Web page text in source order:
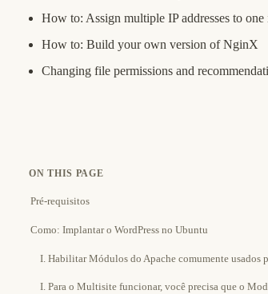
How to: Assign multiple IP addresses to
How to: Build your own version of NginX
Changing file permissions and
ON THIS PAGE
Pré-requisitos
Como: Implantar o WordPress no Ubuntu
I. Habilitar Módulos do Apache comumente usados
I. Para o Multisite funcionar, você precisa que o